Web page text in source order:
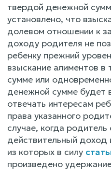
твердой денежной
установлено, что
долевом отношении к
доходу родителя не
ребенку прежний
взыскание алиментов
сумме или
денежной сумме будет
отвечать интересам
права указанного
случае, когда
действительный
из которых в силу
произведено